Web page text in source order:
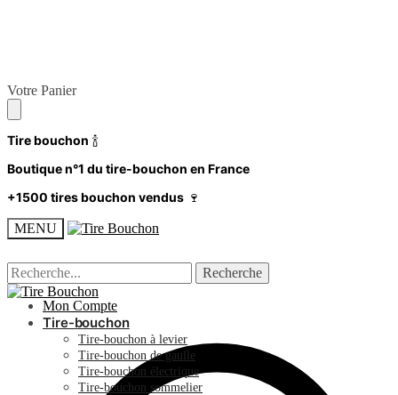
Skip
to
navigation
Skip
to
content
Votre Panier
Tire bouchon 🍾
Boutique n°1 du tire-bouchon en France
+1500 tires bouchon vendus 🍷
MENU
Recherche
pour :
Recherche
Mon Compte
Recherche
pour :
Recherche
Tire-bouchon
Tire-bouchon à levier
Tire-bouchon de gaulle
Tire-bouchon électrique
Tire-bouchon sommelier